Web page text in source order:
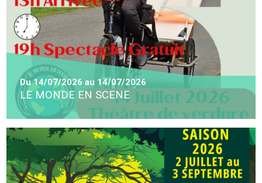
Du14/07/2026 au 14/07/2026
LE MONDE EN SCENE